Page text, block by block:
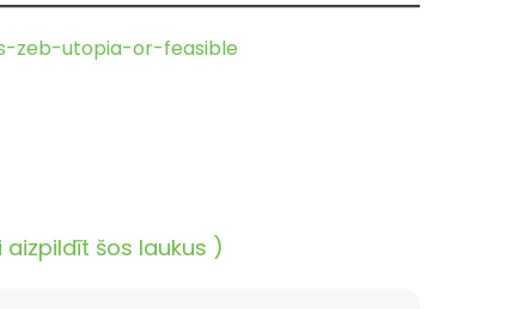
zeb-utopia-or-feasible
šos laukus )